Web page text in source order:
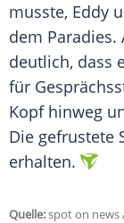
musste, Eddy
dem Paradies.
deutlich, dass
für
Kopf hinweg
Die gefrustete
erhalten.
Quelle:spot on news